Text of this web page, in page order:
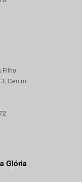
Filho
Centro
Glória